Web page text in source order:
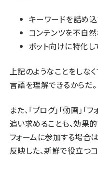
キーワードを詰め
コンテンツを不自
ボット向けに特化
上記のようなことをしな
言語を理解できるからだ。
また、「ブログ」「動画」
追い求めることも、効果
フォームに参加する場合
反映した、新鮮で役立つ